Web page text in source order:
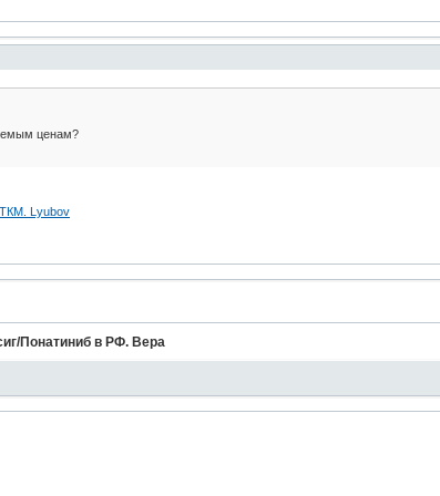
ценам?
Lyubov
Понатиниб в РФ. Вера